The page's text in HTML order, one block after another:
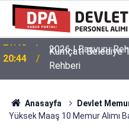
20:44
Kumçatı Belediye
Rehberi
Anasayfa Devlet
Yüksek Maaş 10 Memur Alımı